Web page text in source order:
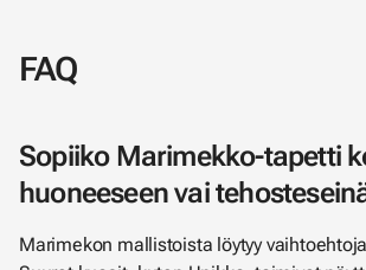
FAQ
Sopiiko Marimekko-tapetti
huoneeseen vai
Marimekon mallistoista löytyy